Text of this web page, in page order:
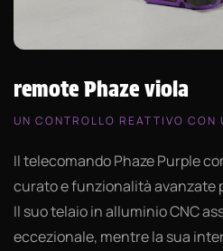
remote Phaze viola
UN CONTROLLO REATTIVO CON
Il telecomando Phaze Purple
curato e funzionalità avanzate
Il suo telaio in alluminio CNC
eccezionale, mentre la sua